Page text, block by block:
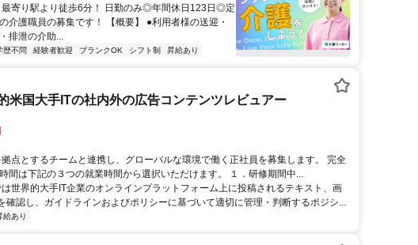
最寄り駅より徒歩6分！ 日勤のみ◎年間休日123日◎定
介護職員の募集です！ 【概要】 ●利用者様の送迎・
排泄の介助...
歴不問 経験者歓迎 ブランクOK シフト制 昇給あり
米国大手ITの社内外の広告コンテンツレビュアー
点とするチームと連携し、グローバルな環境で働く正社員を募集します。 完全
間は下記の３つの就業時間から選択いただけます。 １．研修期間中...
世界的大手IT企業のオンラインプラットフォーム上に投稿されるテキスト、画
確認し、ガイドラインおよびポリシーに基づいて適切に管理・判断するポジシ...
給あり